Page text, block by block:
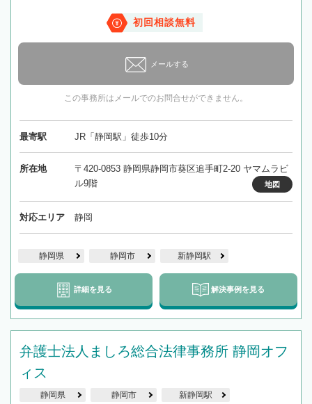
初回相談無料
メールする
この事務所はメールでのお問合せができません。
最寄駅 JR「静岡駅」徒歩10分
所在地
〒420-0853 静岡県静岡市葵区追手町2-20 ヤマムラビ
ル9階
地図
対応エリア 静岡
静岡県 静岡市 新静岡駅
詳細を見る 解決事例を見る
弁護士法人ましろ総合法律事務所 静岡オフ
ィス
静岡県 静岡市 新静岡駅